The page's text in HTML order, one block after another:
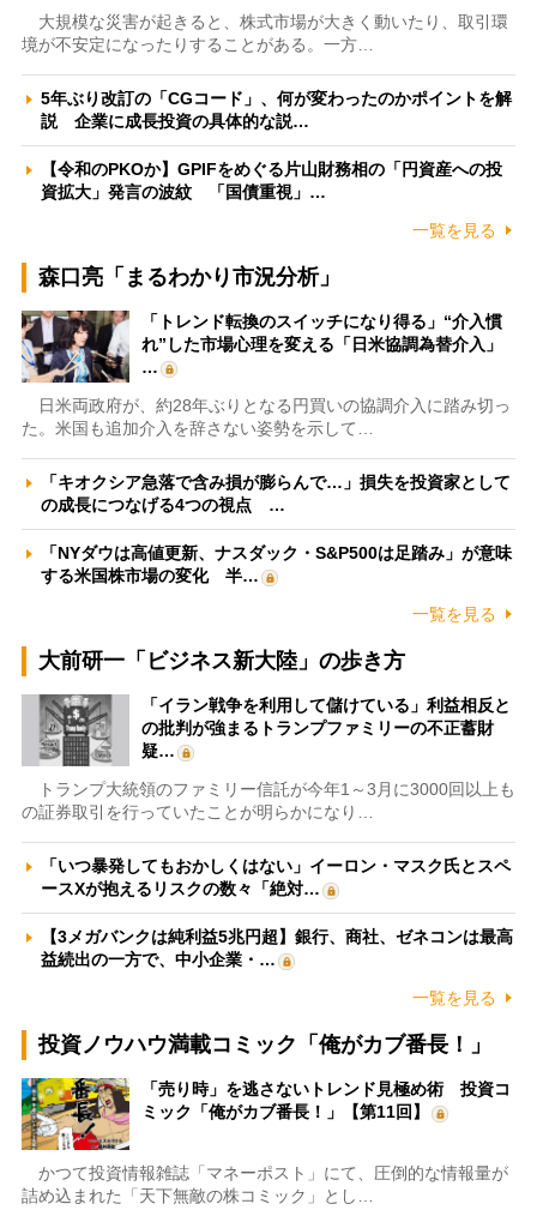
大規模な災害が起きると、株式市場が大きく動いたり、取引環
境が不安定になったりすることがある。一方…
5年ぶり改訂の「CGコード」、何が変わったのかポイントを解
説 企業に成長投資の具体的な説…
【令和のPKOか】GPIFをめぐる片山財務相の「円資産への投
資拡大」発言の波紋 「国債重視」…
一覧を見る
森口亮「まるわかり市況分析」
「トレンド転換のスイッチになり得る」“介入慣
れ”した市場心理を変える「日米協調為替介入」
…
日米両政府が、約28年ぶりとなる円買いの協調介入に踏み切っ
た。米国も追加介入を辞さない姿勢を示して…
「キオクシア急落で含み損が膨らんで…」損失を投資家として
の成長につなげる4つの視点 …
「NYダウは高値更新、ナスダック・S&P500は足踏み」が意味
する米国株市場の変化 半…
一覧を見る
大前研一「ビジネス新大陸」の歩き方
「イラン戦争を利用して儲けている」利益相反と
の批判が強まるトランプファミリーの不正蓄財
疑…
トランプ大統領のファミリー信託が今年1～3月に3000回以上も
の証券取引を行っていたことが明らかになり…
「いつ暴発してもおかしくはない」イーロン・マスク氏とスペ
ースXが抱えるリスクの数々「絶対…
【3メガバンクは純利益5兆円超】銀行、商社、ゼネコンは最高
益続出の一方で、中小企業・…
一覧を見る
投資ノウハウ満載コミック「俺がカブ番長！」
「売り時」を逃さないトレンド見極め術 投資コ
ミック「俺がカブ番長！」【第11回】
かつて投資情報雑誌「マネーポスト」にて、圧倒的な情報量が
詰め込まれた「天下無敵の株コミック」とし…